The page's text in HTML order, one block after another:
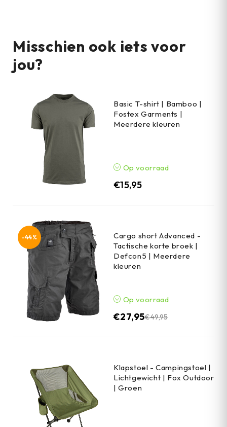
Misschien ook iets voor
jou?
Basic T-shirt | Bamboo |
Fostex Garments |
Meerdere kleuren
Op voorraad
€15,95
-44%
Cargo short Advanced -
Tactische korte broek |
Defcon5 | Meerdere
kleuren
Op voorraad
€49,95
€27,95
Klapstoel - Campingstoel |
Lichtgewicht | Fox Outdoor
| Groen